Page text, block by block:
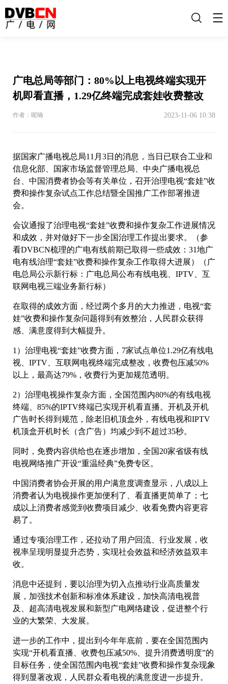
搜
广电总局等部门：80%以上电视终端实现开
机即看直播，1.29亿终端完成套娃收费整改
作者：呢喃 2023-11-06 10:38
据国家广播电视总局11月3日的消息，当日已联合工业和
信息化部、国家市场监督管理总局、中央广播电视总
台、中国消费者协会等有关单位，召开治理电视“套娃”收
费和操作复杂试点工作总结暨全国推广工作部署推进
会。
会议通报了治理电视“套娃”收费和操作复杂工作进展情况
和成效，并对做好下一步全国治理工作提出要求。（参
看DVBCN梳理的广电有线前期已取得一些成效：31地广
电有线治理“套娃”收费和操作复杂工作取得大进展）（广
电总局公示新行标：广电总局公布有线电视、IPTV、互
联网电视三端业务新行标）
在取得的成效方面，经过两个多月的大力推进，电视“套
娃”收费和操作复杂问题得到有效整治，人民群众获得
感、满意度得到大幅提升。
1）治理电视“套娃”收费方面，7家试点单位1.29亿有线电
视、IPTV、互联网电视终端完成整改，收费包压减50%
以上，最高达79%，收费行为更加规范透明。
2）治理电视操作复杂方面，全国范围内80%的有线电视
终端、85%的IPTV终端已实现开机看直播。开机及开机
广告时长得到规范，除老旧机顶盒外，有线电视和IPTV
机顶盒开机时长（含广告）均减少到不超过35秒。
同时，免费内容供给也在逐步增加，全国20家省级有线
电视网络推广开设“重温经典”免费专区。
中国消费者协会开展的用户满意度调查显示，八成以上
消费者认为电视操作更加便利了、看直播更简单了；七
成以上消费者感觉到收费项目减少、收看免费内容更容
易了。
通过专项治理工作，还拉动了用户回流、行业发展，收
视率呈现明显提升态势，实现社会效益和经济效益双丰
收。
消息中还提到，要以治理为切入点推动行业高质量发
展，加强技术创新和标准体系建设，加快高清电视普
及、超高清电视发展和新型广电网络建设，促进整个行
业的大繁荣、大发展。
进一步的工作中，提出到今年年底前，要在全国范围内
实现“开机看直播、收费包压减50%、提升消费透明度”的
目标任务，使全国范围内电视“套娃”收费和操作复杂现象
得到显著改观，人民群众看电视的满意度进一步提升。